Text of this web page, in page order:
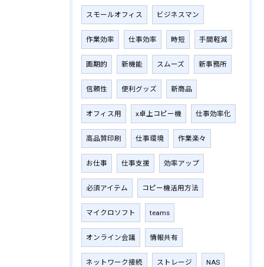
スモールオフィス ビジネスマン
作業効率 仕事効率 時短 手間軽減
画期的 新機能 スムーズ 新事務所
信頼性 便利グッズ 新商品
オフィス用 x卓上コピー機 仕事効率化
高品質印刷 仕事環境 作業楽々
お仕事 仕事支援 効率アップ
必須アイテム コピー機活用方法
マイクロソフト teams
オンライン会議 情報共有
ネットワーク接続 ストレージ NAS